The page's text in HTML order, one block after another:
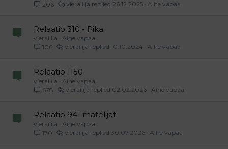
206
Aihe vapaa
26.12.2025
vierailija
Relaatio 310 - Pika
vierailija
Aihe vapaa
106
Aihe vapaa
10.10.2024
vierailija
Relaatio 1150
vierailija
Aihe vapaa
678
Aihe vapaa
02.02.2026
vierailija
Relaatio 941 matelijat
vierailija
Aihe vapaa
170
Aihe vapaa
30.07.2026
vierailija